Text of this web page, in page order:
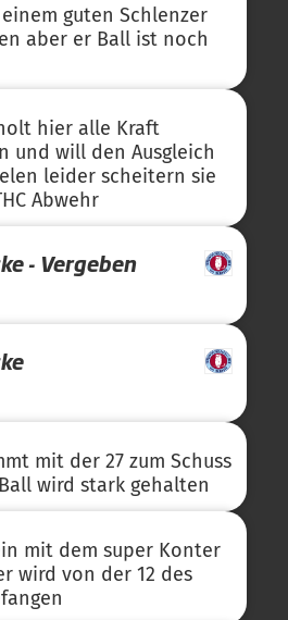
einem guten Schlenzer
aber er Ball ist noch
hier alle Kraft
und will den Ausgleich
leider scheitern sie
Abwehr
- Vergeben
mit der 27 zum Schuss
wird stark gehalten
mit dem super Konter
wird von der 12 des